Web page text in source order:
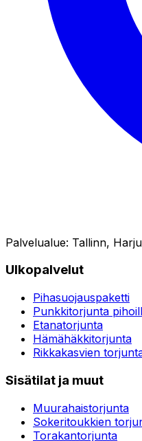
Palvelualue: Tallinn,
Ulkopalvelut
Pihasuojauspaketti
Punkkitorjunta
Etanatorjunta
Hämähäkkitorjunta
Rikkakasvien
Sisätilat ja muut
Muurahaistorjunta
Sokeritoukkien
Torakantorjunta